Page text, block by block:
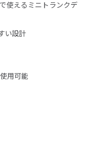
使えるミニトランクデ
い設計
用可能